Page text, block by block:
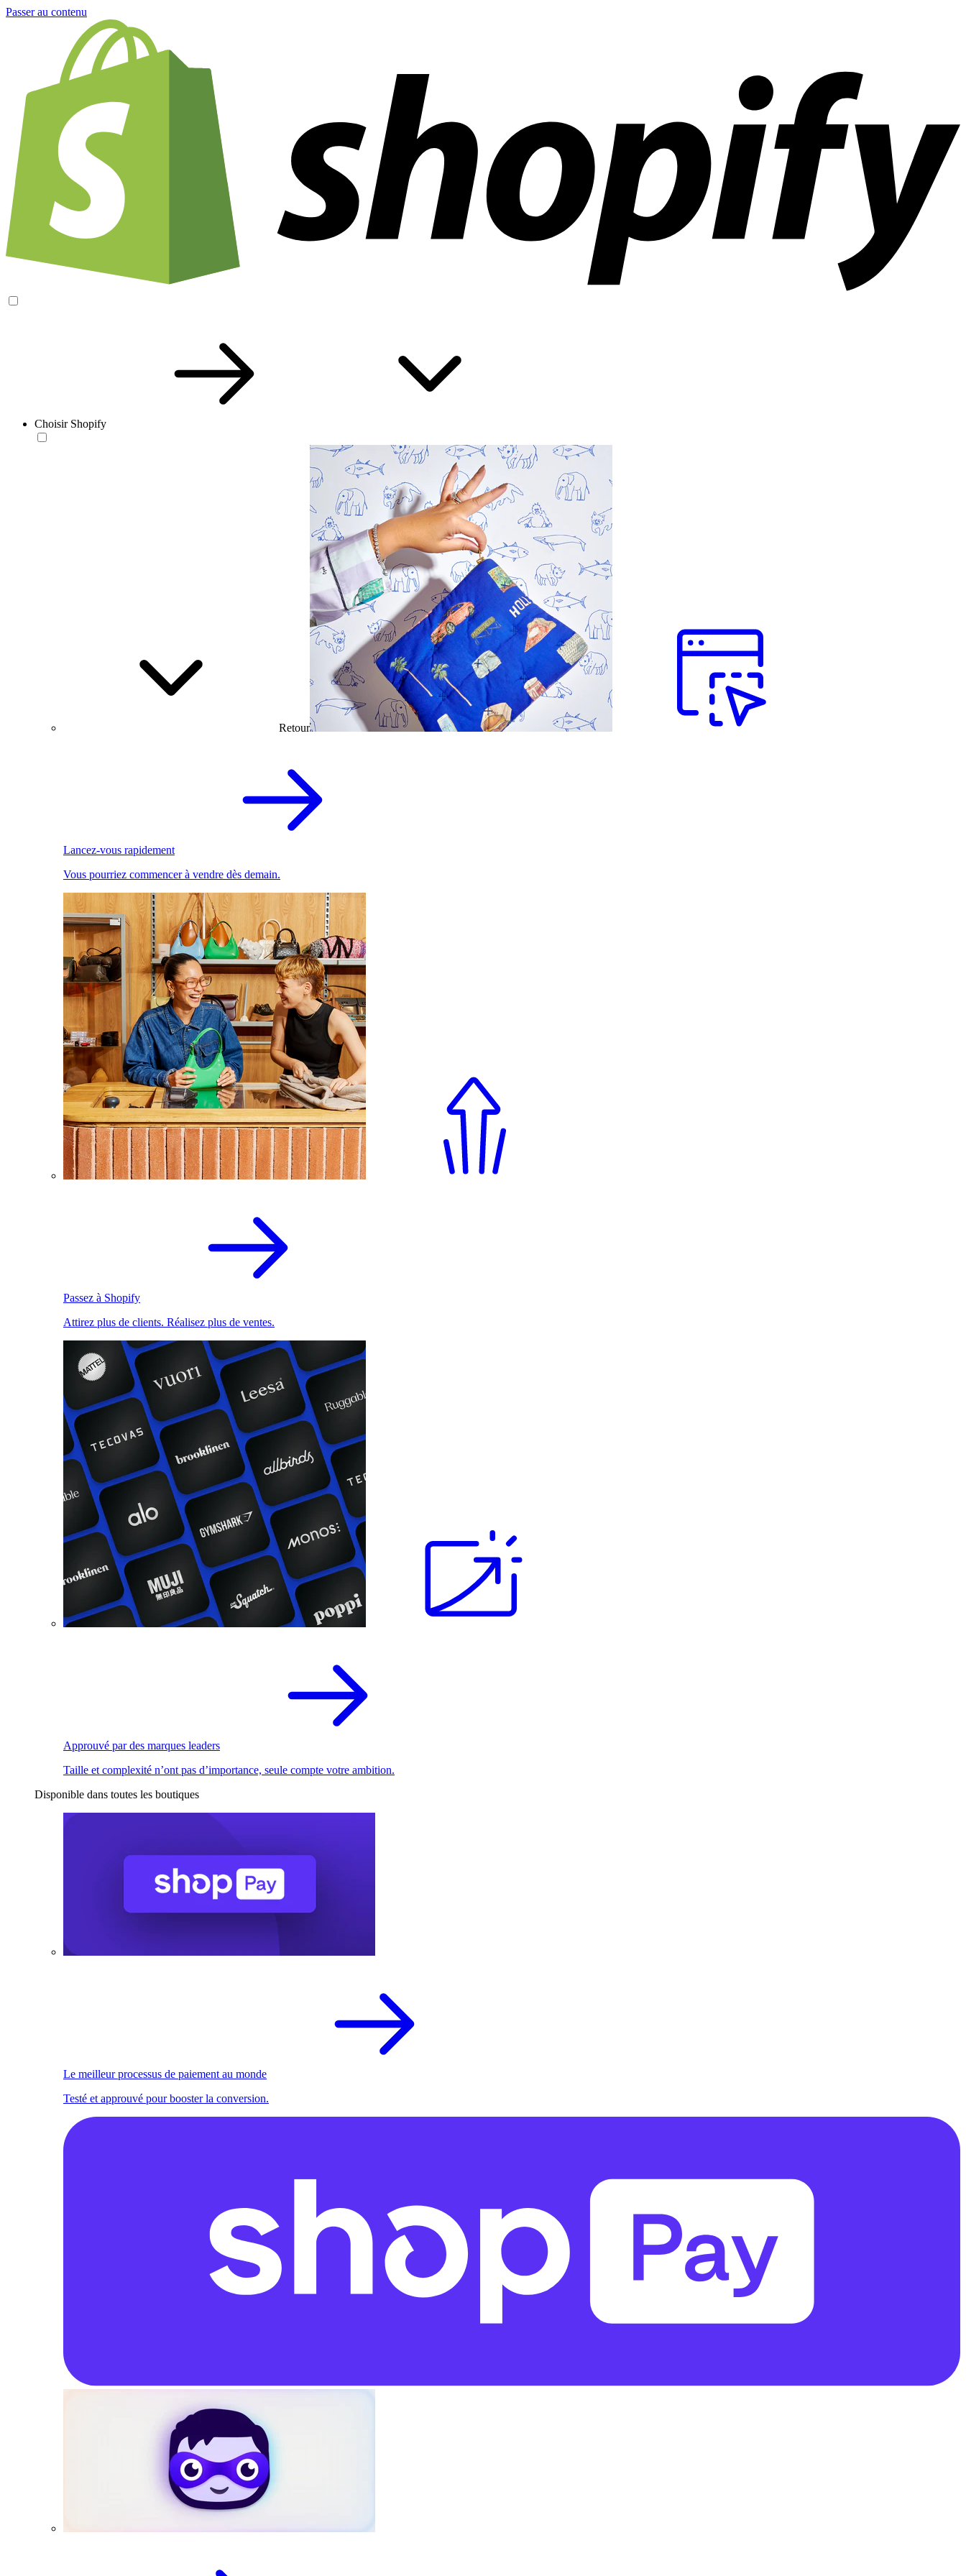
Passer au contenu
Choisir Shopify
Retour
Lancez-vous rapidement
Vous pourriez commencer à vendre dès demain.
Passez à Shopify
Attirez plus de clients. Réalisez plus de ventes.
Approuvé par des marques leaders
Taille et complexité n’ont pas d’importance, seule compte votre ambition.
Disponible dans toutes les boutiques
Le meilleur processus de paiement au monde
Testé et approuvé pour booster la conversion.